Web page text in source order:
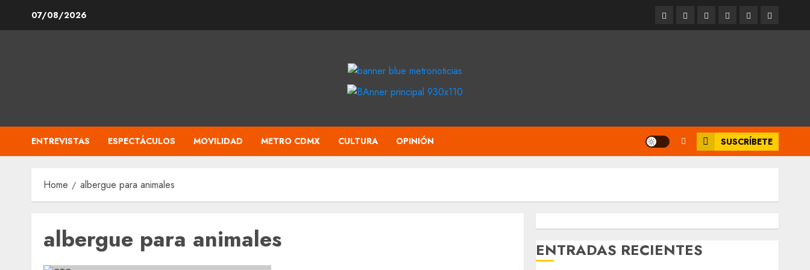
07/08/2026 Entrevistas
Espectáculos
Movilidad
Metro
CDMX
CulturaOpinión
ENTREVISTAS ESPECTÁCULOS MOVILIDAD METRO CDMX CULTURA OPINIÓN SUSCRÍBETE
Home albergue para animales
albergue para animales ENTRADAS RECIENTES